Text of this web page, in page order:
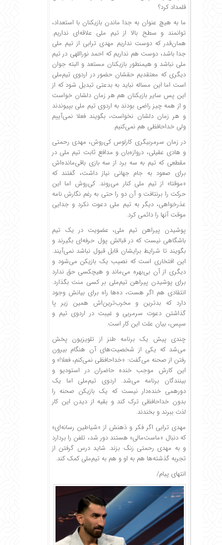
قلمداد کرد؟
ما به هیچ عنوان به جدا ماندن بازیکنان با استعداد،
توانمند و سطح بالا از تیم ملی علاقه‌ای نداریم.
همان‌قدر که دوست نداریم مهدی ترابی از تیم ملی
جدا باشد، دوست هم نداریم که احمد نوراللهی در تیم
ملی نباشد و هیمنطور بازیکنان مستعد و البته جوان
دیگری که معتقدیم حقشان حضور در اردوی تیم‌ملی
است اما این مساله نباید به بدعتی تبدیل شود که از
این پس سایر بازیکنان هم هر زمان دلشان خواست
و از همه چیز راضی بودند به اردوی تیم ملی بپیوندند
و هر زمان دلشان نخواست، بگویند فعلا نمی‌آییم
ولی خداحافظی هم نمی‌کنیم.
در زمان سرمربیگری کارلوس کی‌روش، مهدی رحمتی
و هادی عقیلی، دروازه‌بان و مدافع ثابت تیم ملی در
مقطعی که تیم به سه برد از سه بازی باقی‌مانده‌اش
برای صعود به جام جهانی نیاز داشت، گفتند که
«موقتا» از تیم ملی کنار می‌روند. کی‌روش اما این
حرکت را برنتافت و آن دو را حتی به رغم نگارش نامه
عذرخواهی، دیگر به تیم ملی دعوت نکرد و جدایی
موقت آنها را دائمی کرد.
پوشیدن پیراهن تیم ملی، عضویت در یک تیم
باشگاهی نیست که در قبالش پول حرفه‌ای بگیرند و
بگویند تا شرایط برایشان قابل قبول نباشد نمی‌آیند.
این افتخاری است که نصیب یک بازیکن می‌شود و
دیگری از آن بی‌بهره می‌ماند و هیچکسی حق ندارد
برای پوشیدن پیراهن تیم‌ملی بر کسی منت بگذارد.
انتقادی هم اگر هست، ده‌ها راه برای بیانش وجود
دارد که بدترین و مخرب‌ترین‌اش همین زیر پا
گذاشتن دعوت سرمربی و غیبت در اردوی تیم و
سپس، بیان علت این کار است.
چندی پیش یک برنامه طنز از تلویزیون پخش
می‌شد که یکی از شخصیت‌های آن هنگام بیرون
رفتن از صحنه می‌گفت: «خداحافظی نمی‌کنم، فعلا!» و
این کارش موجب خنده حاضران در استودیو و
بینندگان برنامه می‌شد. اردوی تیم‌ملی اما یک
دورهمی خنده‌دار نیست که یک بازیکن صحنه را
بدون خداحافظی ترک کند و بقیه از دیدن این کار
لذت ببرند و بخندند.
مهدی ترابی اگر فکر و ذهنش از «شیاطین رسانه‌ای»
که دنبال «ماست‌مالی» هستند دور شد، تلفن را بردارد
و به مهدی رحمتی زنگ بزند. شاید درس گرفتن از
تجربه گذشته‌ها هم به او و هم به تیم‌ملی کمک کند.
انتهای پیام/